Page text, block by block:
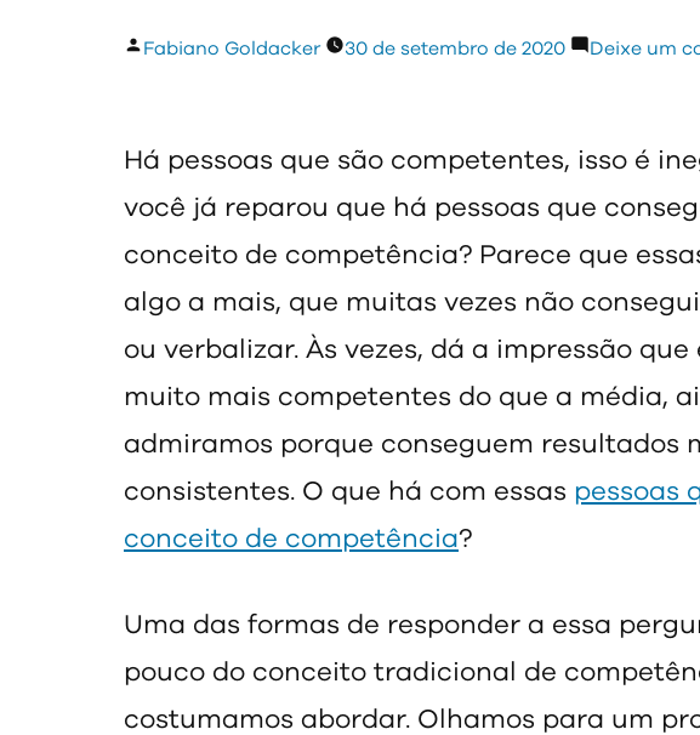
Publicado
Fabiano Goldacker 30 de setembro de 2020 Deixe um
Há pessoas que são competentes, isso é
você já reparou que há pessoas que
conceito de competência? Parece que
algo a mais, que muitas vezes não
ou verbalizar. Às vezes, dá a impressão que
muito mais competentes do que a média,
admiramos porque conseguem resultados
consistentes. O que há com essas pessoas
conceito de competência?
Uma das formas de responder a essa
pouco do conceito tradicional de
costumamos abordar. Olhamos para um